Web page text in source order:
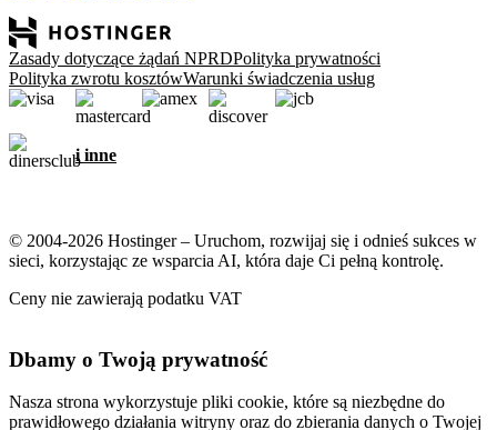
Zasady dotyczące żądań NPRDPolityka prywatności
Polityka zwrotu kosztówWarunki świadczenia usług
i inne
© 2004-2026 Hostinger – Uruchom, rozwijaj się i odnieś sukces w
sieci, korzystając ze wsparcia AI, która daje Ci pełną kontrolę.
Ceny nie zawierają podatku VAT
Dbamy o Twoją prywatność
Nasza strona wykorzystuje pliki cookie, które są niezbędne do
prawidłowego działania witryny oraz do zbierania danych o Twojej